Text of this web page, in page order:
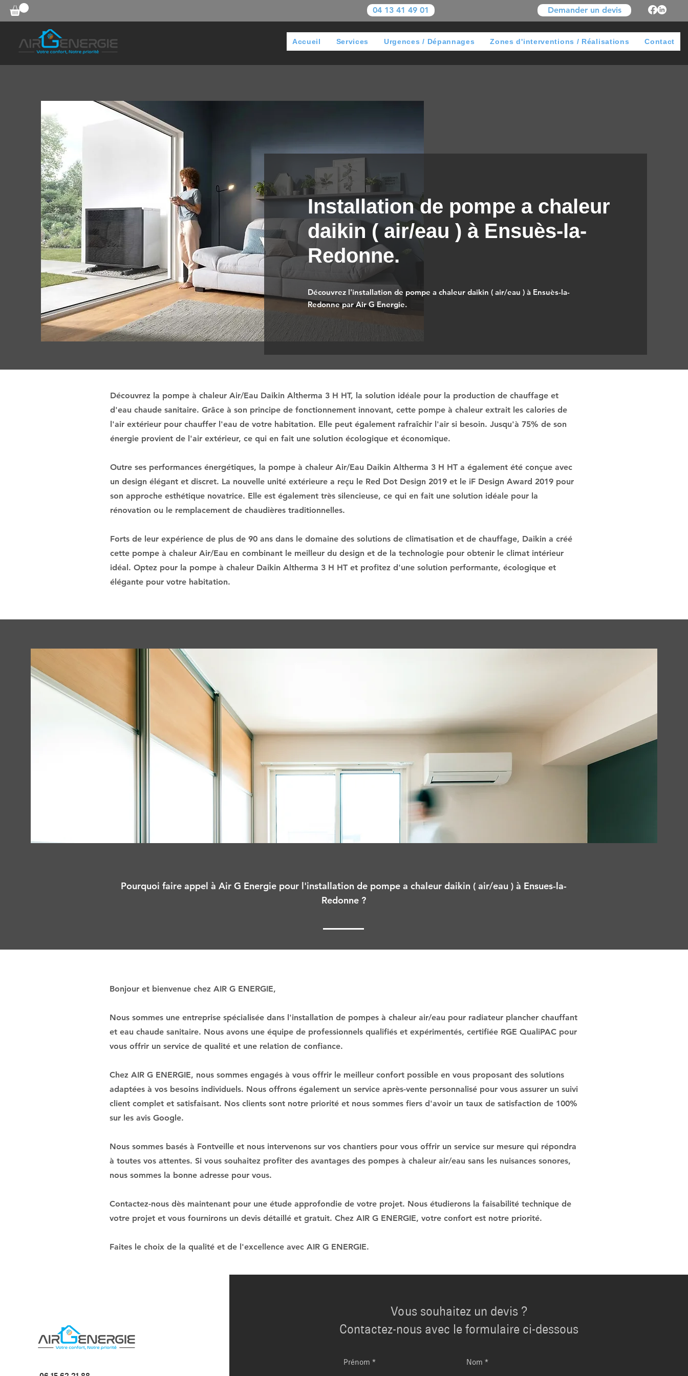
04 13 41 49 01 Demander un devis
Accueil Services Urgences / Dépannages Zones d'interventions / Réalisations Contact
Installation de pompe a chaleur
daikin ( air/eau ) à Ensuès-la-
Redonne.
Découvrez l'installation de pompe a chaleur daikin ( air/eau ) à Ensuès-la-
Redonne par Air G Energie.
Découvrez la pompe à chaleur Air/Eau Daikin Altherma 3 H HT, la solution idéale pour la production de chauffage et
d'eau chaude sanitaire. Grâce à son principe de fonctionnement innovant, cette pompe à chaleur extrait les calories de
l'air extérieur pour chauffer l'eau de votre habitation. Elle peut également rafraîchir l'air si besoin. Jusqu'à 75% de son
énergie provient de l'air extérieur, ce qui en fait une solution écologique et économique.
Outre ses performances énergétiques, la pompe à chaleur Air/Eau Daikin Altherma 3 H HT a également été conçue avec
un design élégant et discret. La nouvelle unité extérieure a reçu le Red Dot Design 2019 et le iF Design Award 2019 pour
son approche esthétique novatrice. Elle est également très silencieuse, ce qui en fait une solution idéale pour la
rénovation ou le remplacement de chaudières traditionnelles.
Forts de leur expérience de plus de 90 ans dans le domaine des solutions de climatisation et de chauffage, Daikin a créé
cette pompe à chaleur Air/Eau en combinant le meilleur du design et de la technologie pour obtenir le climat intérieur
idéal. Optez pour la pompe à chaleur Daikin Altherma 3 H HT et profitez d'une solution performante, écologique et
élégante pour votre habitation.
Pourquoi faire appel à Air G Energie pour l'installation de pompe a chaleur daikin ( air/eau ) à Ensues-la-
Redonne ?
Bonjour et bienvenue chez AIR G ENERGIE,
Nous sommes une entreprise spécialisée dans l'installation de pompes à chaleur air/eau pour radiateur plancher chauffant
et eau chaude sanitaire. Nous avons une équipe de professionnels qualifiés et expérimentés, certifiée RGE QualiPAC pour
vous offrir un service de qualité et une relation de confiance.
Chez AIR G ENERGIE, nous sommes engagés à vous offrir le meilleur confort possible en vous proposant des solutions
adaptées à vos besoins individuels. Nous offrons également un service après-vente personnalisé pour vous assurer un suivi
client complet et satisfaisant. Nos clients sont notre priorité et nous sommes fiers d'avoir un taux de satisfaction de 100%
sur les avis Google.
Nous sommes basés à Fontveille et nous intervenons sur vos chantiers pour vous offrir un service sur mesure qui répondra
à toutes vos attentes. Si vous souhaitez profiter des avantages des pompes à chaleur air/eau sans les nuisances sonores,
nous sommes la bonne adresse pour vous.
Contactez-nous dès maintenant pour une étude approfondie de votre projet. Nous étudierons la faisabilité technique de
votre projet et vous fournirons un devis détaillé et gratuit. Chez AIR G ENERGIE, votre confort est notre priorité.
Faites le choix de la qualité et de l'excellence avec AIR G ENERGIE.
Vous souhaitez un devis ?
Contactez-nous avec le formulaire ci-dessous
Prénom Nom